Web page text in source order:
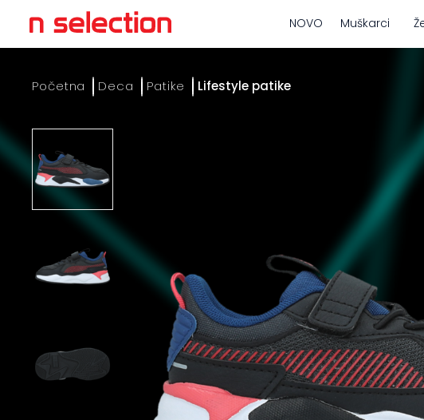
NOVO Muškarci
Početna Deca Patike Lifestyle patike